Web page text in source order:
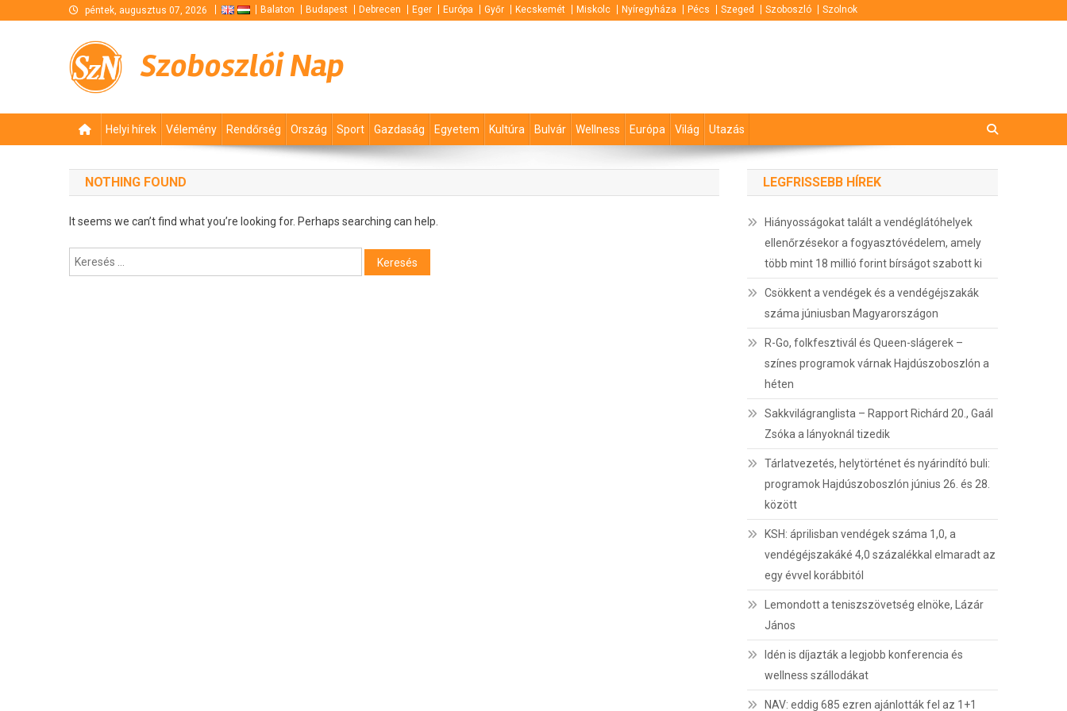
péntek, augusztus 07, 2026 Balaton Budapest Debrecen Eger Európa Győr Kecskemét Miskolc Nyíregyháza Pécs Szeged Szoboszló Szolnok
Szoboszlói Nap
Helyi hírek Vélemény Rendőrség Ország Sport Gazdaság Egyetem Kultúra Bulvár Wellness Európa Világ Utazás
NOTHING FOUND
It seems we can’t find what you’re looking for. Perhaps searching can help.
Keresés:
LEGFRISSEBB HÍREK
Hiányosságokat talált a vendéglátóhelyek
ellenőrzésekor a fogyasztóvédelem, amely
több mint 18 millió forint bírságot szabott ki
Csökkent a vendégek és a vendégéjszakák
száma júniusban Magyarországon
R-Go, folkfesztivál és Queen-slágerek –
színes programok várnak Hajdúszoboszlón a
héten
Sakkvilágranglista – Rapport Richárd 20., Gaál
Zsóka a lányoknál tizedik
Tárlatvezetés, helytörténet és nyárindító buli:
programok Hajdúszoboszlón június 26. és 28.
között
KSH: áprilisban vendégek száma 1,0, a
vendégéjszakáké 4,0 százalékkal elmaradt az
egy évvel korábbitól
Lemondott a teniszszövetség elnöke, Lázár
János
Idén is díjazták a legjobb konferencia és
wellness szállodákat
NAV: eddig 685 ezren ajánlották fel az 1+1